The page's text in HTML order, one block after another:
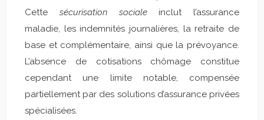
Cette sécurisation socialeinclut l’assurance
maladie, les indemnités journalières, la retraite de
base et complémentaire, ainsi que la prévoyance.
L’absence de cotisations chômage constitue
cependant une limite notable, compensée
partiellement par des solutions d’assurance privées
spécialisées.